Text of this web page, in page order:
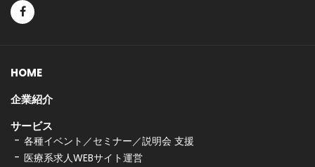
HOME
企業紹介
サービス
各種イベント／セミナー／説明会 支援
医療系求人WEBサイト運営